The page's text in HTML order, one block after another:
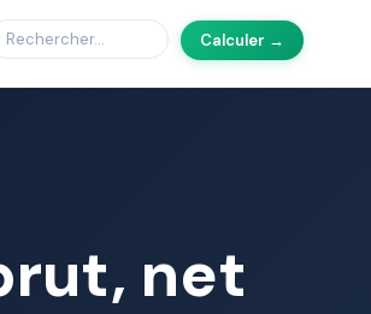
Calculer →
net